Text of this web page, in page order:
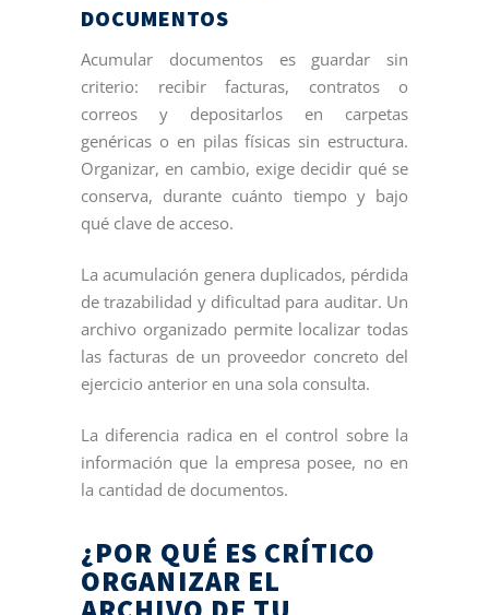
DOCUMENTOS
Acumular documentos es guardar sin
criterio: recibir facturas, contratos o
correos y depositarlos en carpetas
genéricas o en pilas físicas sin estructura.
Organizar, en cambio, exige decidir qué se
conserva, durante cuánto tiempo y bajo
qué clave de acceso.
La acumulación genera duplicados, pérdida
de trazabilidad y dificultad para auditar. Un
archivo organizado permite localizar todas
las facturas de un proveedor concreto del
ejercicio anterior en una sola consulta.
La diferencia radica en el control sobre la
información que la empresa posee, no en
la cantidad de documentos.
¿POR QUÉ ES CRÍTICO
ORGANIZAR EL